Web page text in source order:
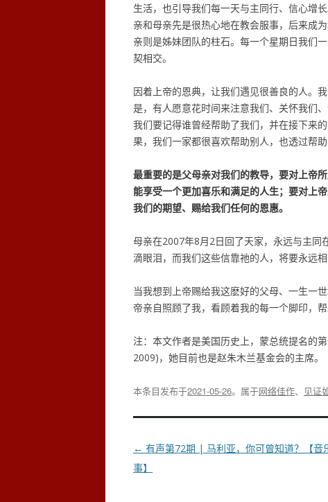
生活，也引导我们每一天与主同行、信心增
亲和母亲先是很热心地在教会服事，后来成
亲则是姊妹团队的柱石。每一个星期日我们
契相交。
因着上帝的恩典，让我们遇见很善良的人。
是，有人愿意花时间来注意我们、关怀我们
我们要记得谁曾经帮助了我们，并在接下来
果，我们一家都很喜欢帮助别人，也透过帮
最重要的是父母亲对我们的教导，要对上帝
能享受一个更加喜乐和满足的人生；要对上
我们的期望、赐给我们任何的恩惠。
母亲在2007年8月2日回了天家，永远与主同
滴眼泪，而我们这些信靠祂的人，将要永远相
当我想到上帝赐给我这麽好的父母、一生一
帝亲自照顾了我，看顾着我的每一个脚印，
注：本文作者是美国历史上，蒙总统提名的
2009)，她目前也是赵朱木兰基金会的主席。
本条目发布于2021-05-26。属于网络佳作、 见证
文
章
← 有声第72期 | 马利亚，你可曾知道？【音
事】